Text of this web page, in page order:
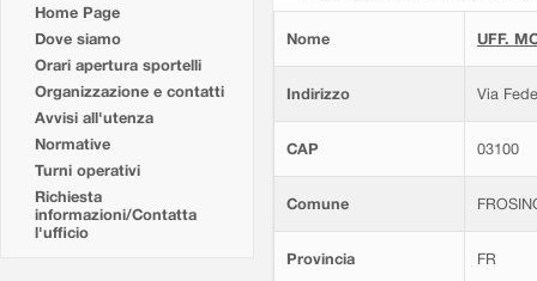
Home Page
Dove siamo
Orari apertura sportelli
Organizzazione e contatti
Avvisi all'utenza
Normative
Turni operativi
Richiesta
informazioni/Contatta
l'ufficio
Nome UFF.
Indirizzo Via
CAP 03100
Comune
Provincia FR